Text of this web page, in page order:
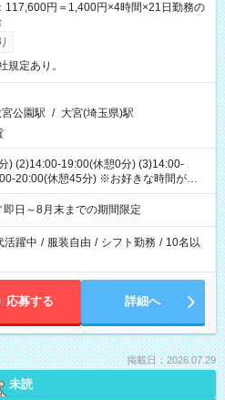
117,600円＝1,400円×4時間×21日勤務の
規定あり。
宮公園駅 / 大宮(埼玉県)駅
) (2)14:00-19:00(休憩0分) (3)14:00-
20:00(休憩45分) ※お好きな時間が選べ
日～8月末までの期間限定
活躍中 / 服装自由 / シフト勤務 / 10名以
応募する 詳細へ
掲載日：2026.07.29
未読